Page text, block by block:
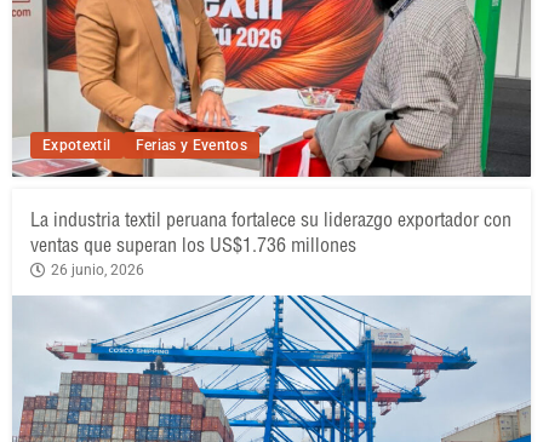
Expotextil Ferias y Eventos
La industria textil peruana fortalece su liderazgo exportador con
ventas que superan los US$1.736 millones
26 junio, 2026